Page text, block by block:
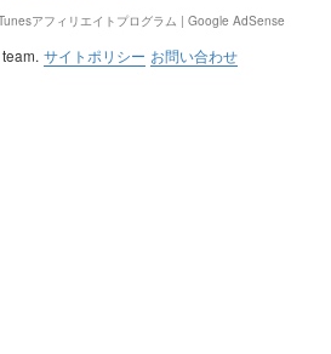
アフィリエイトプログラム | Google AdSense
サイトポリシー お問い合わせ